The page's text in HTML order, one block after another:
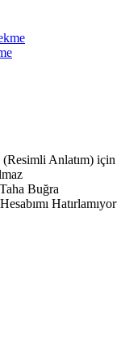
Anlatım) için
Taha Buğra